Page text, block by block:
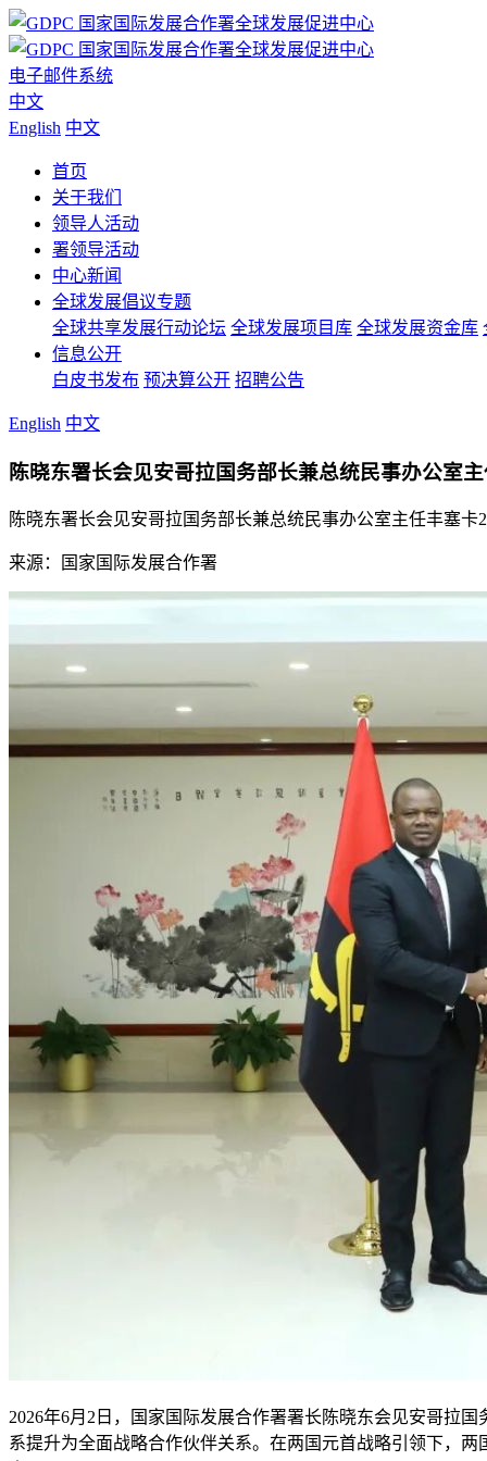
电子邮件系统
中文
English 中文
首页
关于我们
领导人活动
署领导活动
中心新闻
全球发展倡议专题
全球共享发展行动论坛 全球发展项目库 全球发展资金库
信息公开
白皮书发布 预决算公开 招聘公告
English 中文
陈晓东署长会见安哥拉国务部长兼总统民事办公室
陈晓东署长会见安哥拉国务部长兼总统民事办公室主任丰塞卡
来源：国家国际发展合作署
2026年6月2日，国家国际发展合作署署长陈晓东会见安哥拉
系提升为全面战略合作伙伴关系。在两国元首战略引领下，